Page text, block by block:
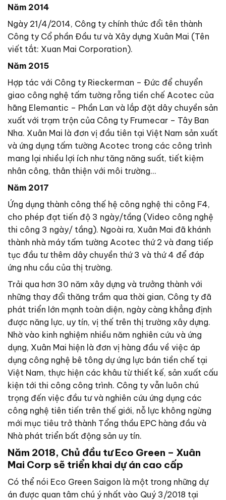
Năm 2014
Ngày 21/4/2014, Công ty chính thức đổi tên thành
Công ty Cổ phần Đầu tư và Xây dựng Xuân Mai (Tên
viết tắt: Xuan Mai Corporation).
Năm 2015
Hợp tác với Công ty Rieckerman – Đức để chuyển
giao công nghệ tấm tường rỗng tiền chế Acotec của
hãng Elemantic – Phần Lan và lắp đặt dây chuyền sản
xuất với trạm trộn của Công ty Frumecar – Tây Ban
Nha. Xuân Mai là đơn vị đầu tiên tại Việt Nam sản xuất
và ứng dụng tấm tường Acotec trong các công trình
mang lại nhiều lợi ích như tăng năng suất, tiết kiệm
nhân công, thân thiện với môi trường…
Năm 2017
Ứng dụng thành công thế hệ công nghệ thi công F4,
cho phép đạt tiến độ 3 ngày/tầng (Video công nghệ
thi công 3 ngày/ tầng). Ngoài ra, Xuân Mai đã khánh
thành nhà máy tấm tường Acotec thứ 2 và đang tiếp
tục đầu tư thêm dây chuyền thứ 3 và thứ 4 để đáp
ứng nhu cầu của thị trường.
Trải qua hơn 30 năm xây dựng và trưởng thành với
những thay đổi thăng trầm qua thời gian, Công ty đã
phát triển lớn mạnh toàn diện, ngày càng khẳng định
được năng lực, uy tín, vị thế trên thị trường xây dựng.
Nhờ vào kinh nghiệm nhiều năm nghiên cứu và ứng
dụng, Xuân Mai hiện là đơn vị hàng đầu về việc áp
dụng công nghệ bê tông dự ứng lực bán tiền chế tại
Việt Nam, thực hiện các khâu từ thiết kế, sản xuất cấu
kiện tới thi công công trình. Công ty vẫn luôn chú
trọng đến việc đầu tư và nghiên cứu ứng dụng các
công nghệ tiên tiến trên thế giới, nỗ lực không ngừng
mới mục tiêu trở thành Tổng thầu EPC hàng đầu và
Nhà phát triển bất động sản uy tín.
Năm 2018, Chủ đầu tư Eco Green – Xuân
Mai Corp sẽ triển khai dự án cao cấp
Có thể nói Eco Green Saigon là một trong những dự
án được quan tâm chú ý nhất vào Quý 3/2018 tại